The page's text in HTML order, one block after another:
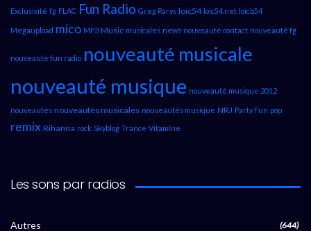
Exclusivité fg FLAC Fun Radio Greg Parys loic54 loic54.net loicb54
Megaupload mico MP3 Music musicales news nouveauté contact nouveauté fg
nouveauté fun radio nouveauté musicale
nouveauté musique nouveauté musique 2012
nouveautés nouveautés musicales nouveautés musique NRJ Party Fun pop
remix Rihanna rock Skyblog Trance Vitamine
Les sons par radios
Autres (644)